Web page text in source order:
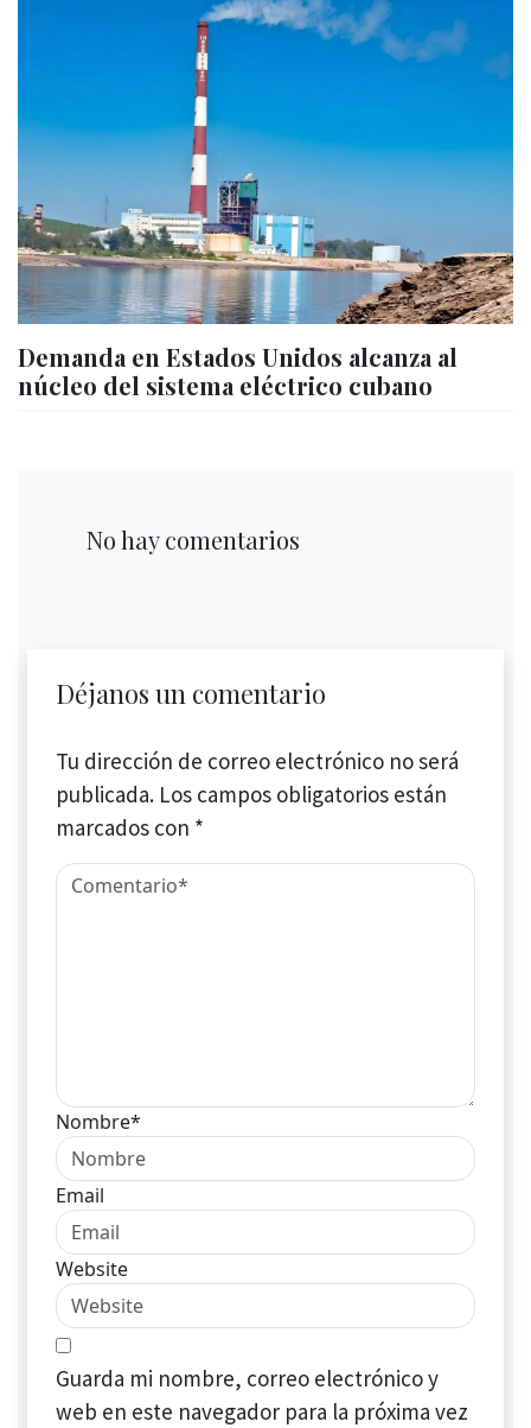
Demanda en Estados Unidos alcanza al
núcleo del sistema eléctrico cubano
No hay comentarios
Déjanos un comentario
Tu dirección de correo electrónico no será
publicada. Los campos obligatorios están
marcados con *
Nombre*
Email
Website
Guarda mi nombre, correo electrónico y
web en este navegador para la próxima vez